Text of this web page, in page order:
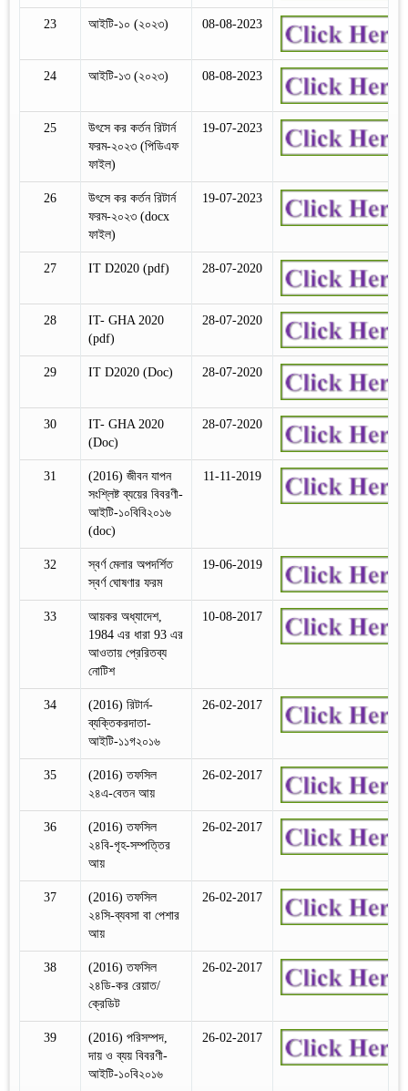
23 আইটি-১০ (২০২৩) 08-08-2023
24 আইটি-১৩ (২০২৩) 08-08-2023
25
উৎসে কর কর্তন রিটার্ন
ফরম-২০২৩ (পিডিএফ
ফাইল)
19-07-2023
26
উৎসে কর কর্তন রিটার্ন
ফরম-২০২৩ (docx
ফাইল)
19-07-2023
27 IT D2020 (pdf) 28-07-2020
28
IT- GHA 2020
(pdf)
28-07-2020
29 IT D2020 (Doc) 28-07-2020
30
IT- GHA 2020
(Doc)
28-07-2020
31
(2016) জীবন যাপন
সংশ্লিষ্ট ব্যয়ের বিবরণী-
আইটি-১০বিবি২০১৬
(doc)
11-11-2019
32
স্বর্ণ মেলার অপদর্শিত
স্বর্ণ ঘোষণার ফরম
19-06-2019
33
আয়কর অধ্যাদেশ,
1984 এর ধারা 93 এর
আওতায় প্রেরিতব্য
নোটিশ
10-08-2017
34
(2016) রিটার্ন-
ব্যক্তিকরদাতা-
আইটি-১১গ২০১৬
26-02-2017
35
(2016) তফসিল
২৪এ-বেতন আয়
26-02-2017
36
(2016) তফসিল
২৪বি-গৃহ-সম্পত্তির
আয়
26-02-2017
37
(2016) তফসিল
২৪সি-ব্যবসা বা পেশার
আয়
26-02-2017
38
(2016) তফসিল
২৪ডি-কর রেয়াত/
ক্রেডিট
26-02-2017
39
(2016) পরিসম্পদ,
দায় ও ব্যয় বিবরণী-
আইটি-১০বি২০১৬
26-02-2017